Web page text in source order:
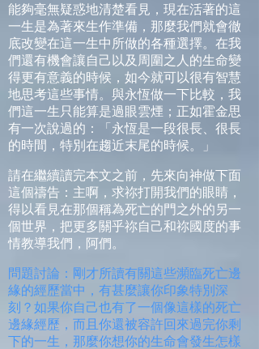
能夠毫無疑惑地清楚看見，現在活著的這
一生是為著來生作準備，那麼我們就會徹
底改變在這一生中所做的各種選擇。在我
們還有機會讓自己以及周圍之人的生命變
得更有意義的時候，如今就可以很有智慧
地思考這些事情。與永恆做一下比較，我
們這一生只能算是過眼雲煙；正如霍金思
有一次說過的：「永恆是一段很長、很長
的時間，特別在趨近末尾的時候。」
請在繼續讀完本文之前，先來向神做下面
這個禱告：主啊，求祢打開我們的眼睛，
得以看見在那個稱為死亡的門之外的另一
個世界，把更多關乎祢自己和祢國度的事
情教導我們，阿們。
問題討論：剛才所讀有關這些瀕臨死亡邊
緣的經歷當中，有甚麼讓你印象特別深
刻？如果你自己也有了一個像這樣的死亡
邊緣經歷，而且你還被容許回來過完你剩
下的一生，那麼你想你的生命會發生怎樣